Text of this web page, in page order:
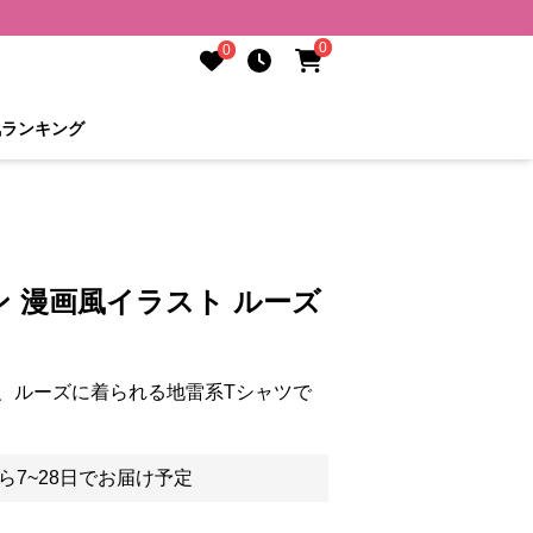
0 0
ンキング
漫画風イラスト ルーズ
ルーズに着られる地雷系Tシャツで
7~28日でお届け予定